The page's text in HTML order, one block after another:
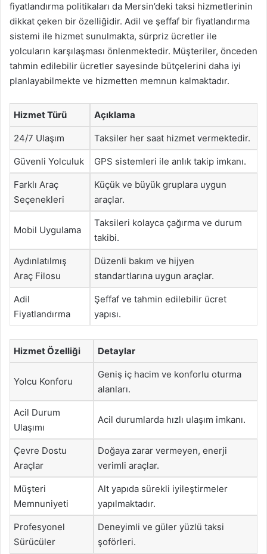
fiyatlandırma politikaları da Mersin’deki taksi hizmetlerinin
dikkat çeken bir özelliğidir. Adil ve şeffaf bir fiyatlandırma
sistemi ile hizmet sunulmakta, sürpriz ücretler ile
yolcuların karşılaşması önlenmektedir. Müşteriler, önceden
tahmin edilebilir ücretler sayesinde bütçelerini daha iyi
planlayabilmekte ve hizmetten memnun kalmaktadır.
Hizmet Türü Açıklama
24/7 Ulaşım Taksiler her saat hizmet vermektedir.
Güvenli Yolculuk GPS sistemleri ile anlık takip imkanı.
Farklı Araç
Seçenekleri
Küçük ve büyük gruplara uygun
araçlar.
Mobil Uygulama
Taksileri kolayca çağırma ve durum
takibi.
Aydınlatılmış
Araç Filosu
Düzenli bakım ve hijyen
standartlarına uygun araçlar.
Adil
Fiyatlandırma
Şeffaf ve tahmin edilebilir ücret
yapısı.
Hizmet Özelliği Detaylar
Yolcu Konforu
Geniş iç hacim ve konforlu oturma
alanları.
Acil Durum
Ulaşımı
Acil durumlarda hızlı ulaşım imkanı.
Çevre Dostu
Araçlar
Doğaya zarar vermeyen, enerji
verimli araçlar.
Müşteri
Memnuniyeti
Alt yapıda sürekli iyileştirmeler
yapılmaktadır.
Profesyonel
Sürücüler
Deneyimli ve güler yüzlü taksi
şoförleri.